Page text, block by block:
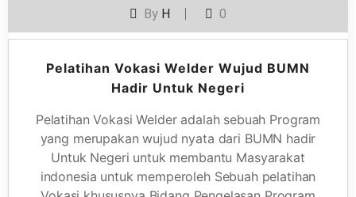
By H 0
Pelatihan Vokasi Welder Wujud BUMN
Hadir Untuk Negeri
Pelatihan Vokasi Welder adalah sebuah Program
yang merupakan wujud nyata dari BUMN hadir
Untuk Negeri untuk membantu Masyarakat
indonesia untuk memperoleh Sebuah pelatihan